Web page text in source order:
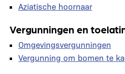
Aziatische hoornaar
Vergunningen en
Omgevingsvergunningen
Vergunning om bomen te